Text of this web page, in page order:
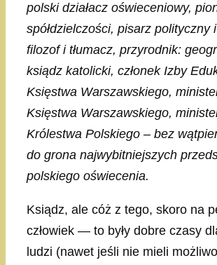
polski działacz oświeceniowy,
spółdzielczości, pisarz polityczny
filozof i tłumacz, przyrodnik:
ksiądz katolicki, członek Izby
Księstwa Warszawskiego,
Księstwa Warszawskiego,
Królestwa Polskiego – bez
do grona najwybitniejszych
polskiego oświecenia.
Ksiądz, ale cóż z tego, skoro na
człowiek — to były dobre czasy
ludzi (nawet jeśli nie mieli